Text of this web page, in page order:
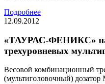
Подробнее
12.09.2012
«ТАУРАС-ФЕНИКС»
трехуровневых
Весовой комбинационный
(мультиголовочный)